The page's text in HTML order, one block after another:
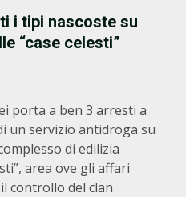
i tipi nascoste su
“case celesti”
porta a ben 3 arresti a
un servizio antidroga su
di edilizia
area ove gli affari
controllo del clan